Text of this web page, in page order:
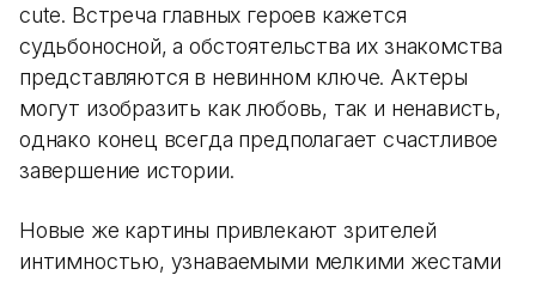
cute. Встреча главных героев кажется
судьбоносной, а обстоятельства их знакомства
представляются в невинном ключе. Актеры
могут изобразить как любовь, так и ненависть,
однако конец всегда предполагает счастливое
завершение истории.
Новые же картины привлекают зрителей
интимностью, узнаваемыми мелкими жестами